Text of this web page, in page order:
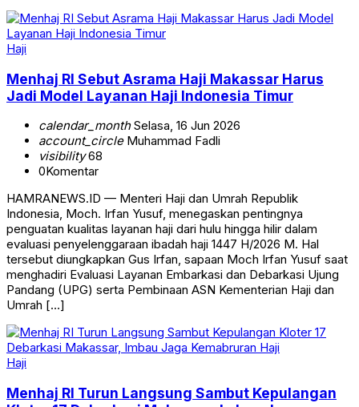
Haji
Menhaj RI Sebut Asrama Haji Makassar Harus
Jadi Model Layanan Haji Indonesia Timur
calendar_monthSelasa, 16 Jun 2026
account_circleMuhammad Fadli
visibility68
0Komentar
HAMRANEWS.ID — Menteri Haji dan Umrah Republik
Indonesia, Moch. Irfan Yusuf, menegaskan pentingnya
penguatan kualitas layanan haji dari hulu hingga hilir dalam
evaluasi penyelenggaraan ibadah haji 1447 H/2026 M. Hal
tersebut diungkapkan Gus Irfan, sapaan Moch Irfan Yusuf saat
menghadiri Evaluasi Layanan Embarkasi dan Debarkasi Ujung
Pandang (UPG) serta Pembinaan ASN Kementerian Haji dan
Umrah […]
Haji
Menhaj RI Turun Langsung Sambut Kepulangan